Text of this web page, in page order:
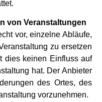
von Ver­an­stal­tun­gen
vor, ein­zelne Abläufe,
zu erset­zen
dies kei­nen Ein­fluss auf
hat. Der Anbie­ter
des Ortes, des
vor­zu­neh­men.